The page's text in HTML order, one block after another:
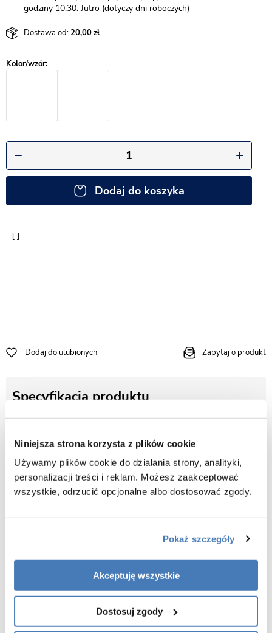
Niniejsza strona korzysta z plików cookie
Używamy plików cookie do działania strony, analityki,
personalizacji treści i reklam. Możesz zaakceptować
wszystkie, odrzucić opcjonalne albo dostosować zgody.
Pokaż szczegóły
Akceptuję wszystkie
Dostosuj zgody
godziny 10:30: Jutro (dotyczy dni roboczych)
Dostawa od:20,00
Dodaj do koszyka
Dodaj do ulubionych Zapytaj o produkt
Specyfikacja produktu
Sposób montażu
Bateria mieszaczowa
Kolor
Czarny
Opis produktu Bateria wannowa
wolnostojąca czarna Decco III Besco BW-DIII-
Charakteryzuje ją połączenie prostej formy krawędzi z subtelnymi,
zaokrąglonymi liniami korpusu. Baterie wykonane zostały w 100% z